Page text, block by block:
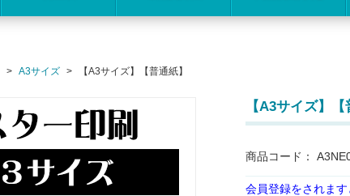
A3サイズ 【A3サイズ】【普通紙】
【A3サイズ】【
商品コード：
会員登録をされます